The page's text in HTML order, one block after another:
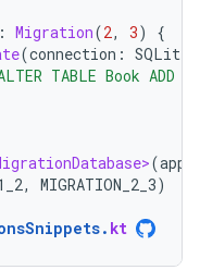
: Migration(2, 3)
{
(connection :
TABLE Book ADD
(
, MIGRATION_2_3)
. kt